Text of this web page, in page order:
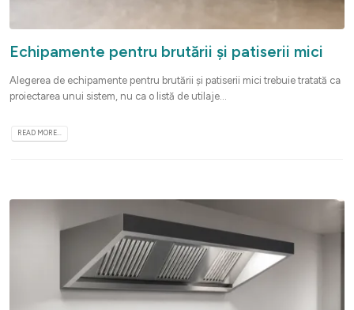
Echipamente pentru brutării și patiserii mici
Alegerea de echipamente pentru brutării și patiserii mici trebuie tratată ca
proiectarea unui sistem, nu ca o listă de utilaje...
READ MORE...